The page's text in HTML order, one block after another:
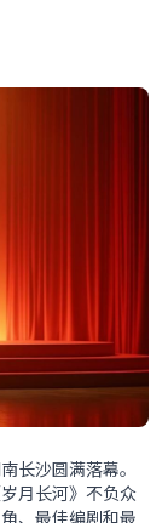
长沙圆满落幕。
月长河》不负众
、最佳编剧和最